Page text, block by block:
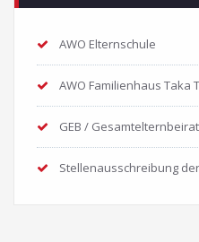
AWO Elternschule
AWO Familienhaus Taka
GEB / Gesamtelternbeirat
Stellenausschreibung